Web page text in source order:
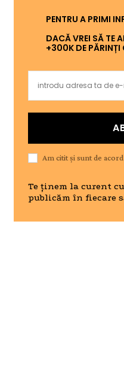
PENTRU A PRIMI
DACĂ VREI SĂ TE
+300K DE PĂRINȚI
Am citit și sunt de
Te ținem la curent
publicăm în fiecare